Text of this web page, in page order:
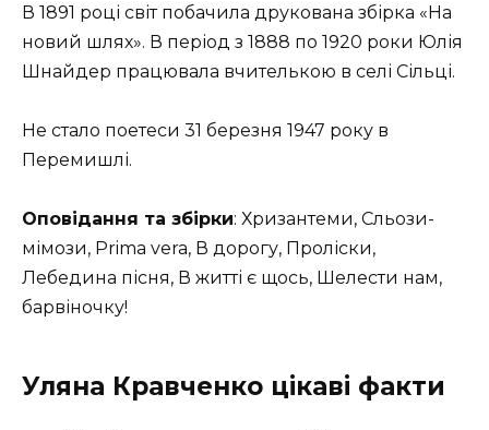
В 1891 році світ побачила друкована збірка «На
новий шлях». В період з 1888 по 1920 роки Юлія
Шнайдер працювала вчителькою в селі Сільці.
Не стало поетеси 31 березня 1947 року в
Перемишлі.
Оповідання та збірки: Хризантеми, Сльози-
мімози, Prima vera, В дорогу, Проліски,
Лебедина пісня, В житті є щось, Шелести нам,
барвіночку!
Уляна Кравченко цікаві факти